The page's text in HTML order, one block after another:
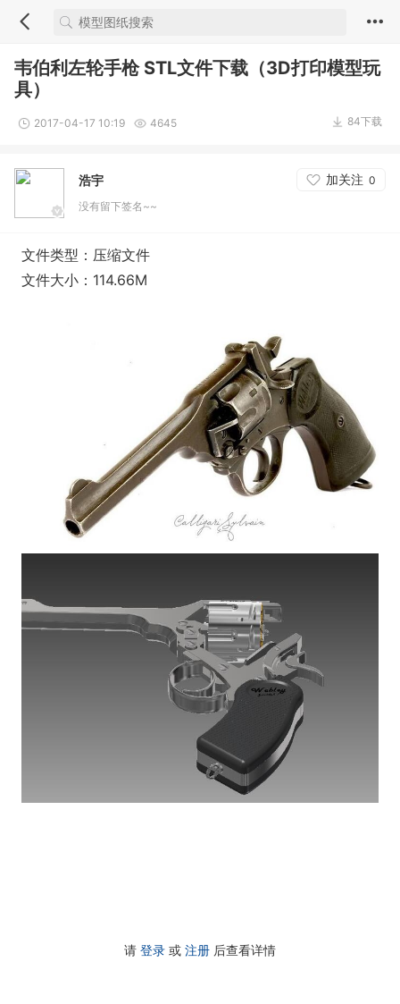
韦伯利左轮手枪 STL文件下载（3D打印模型玩
具）
2017-04-17 10:19 4645 84下载
浩宇 加关注 0
没有留下签名~~
文件类型：压缩文件
文件大小：114.66M
请 登录 或 注册 后查看详情